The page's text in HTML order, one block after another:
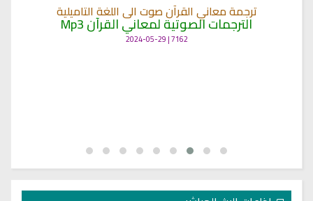
ترجمة معاني القرآن صوت الى اللغة التاميلية
الترجمات الصوتية لمعاني القرآن Mp3
7162 | 2024-05-29